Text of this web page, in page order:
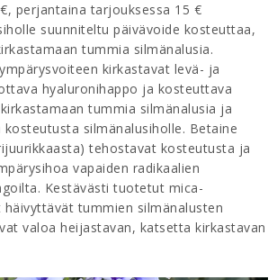
perjantaina tarjouksessa 15 €
suunniteltu päivävoide kosteuttaa,
tummia silmänalusia.
kirkastavat levä- ja
hyaluronihappo ja kosteuttava
tummia silmänalusia ja
silmänalusiholle. Betaine
tehostavat kosteutusta ja
vapaiden radikaalien
Kestävästi tuotetut mica-
tummien silmänalusten
valoa heijastavan, katsetta kirkastavan